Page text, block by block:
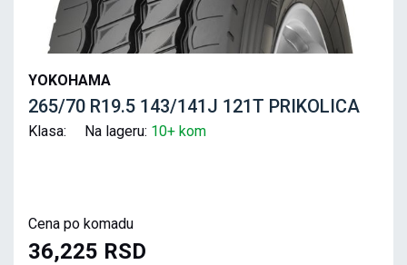
YOKOHAMA
265/70 R19.5 143/141J 121T PRIKOLICA
Klasa: Na lageru: 10+ kom
Cena po komadu
36,225 RSD